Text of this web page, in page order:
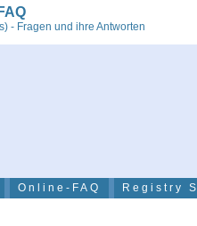
- Fragen und ihre Antworten
Online-FAQ Registry